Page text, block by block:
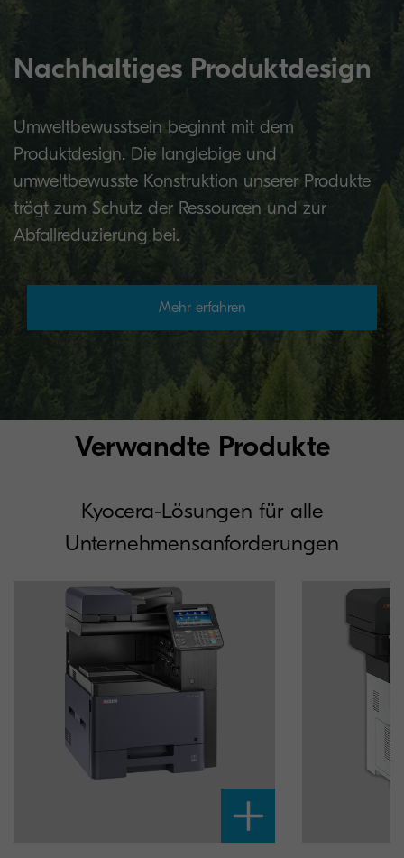
Nachhaltiges Produktdesign
Umweltbewusstsein beginnt mit dem
Produktdesign. Die langlebige und
umweltbewusste Konstruktion unserer Produkte
trägt zum Schutz der Ressourcen und zur
Abfallreduzierung bei.
Mehr erfahren
Verwandte Produkte
Kyocera-Lösungen für alle
Unternehmensanforderungen